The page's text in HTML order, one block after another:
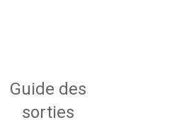
Guide des
sorties